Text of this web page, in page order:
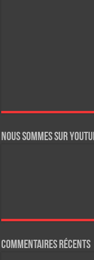
Nous sommes sur
Commentaires récents